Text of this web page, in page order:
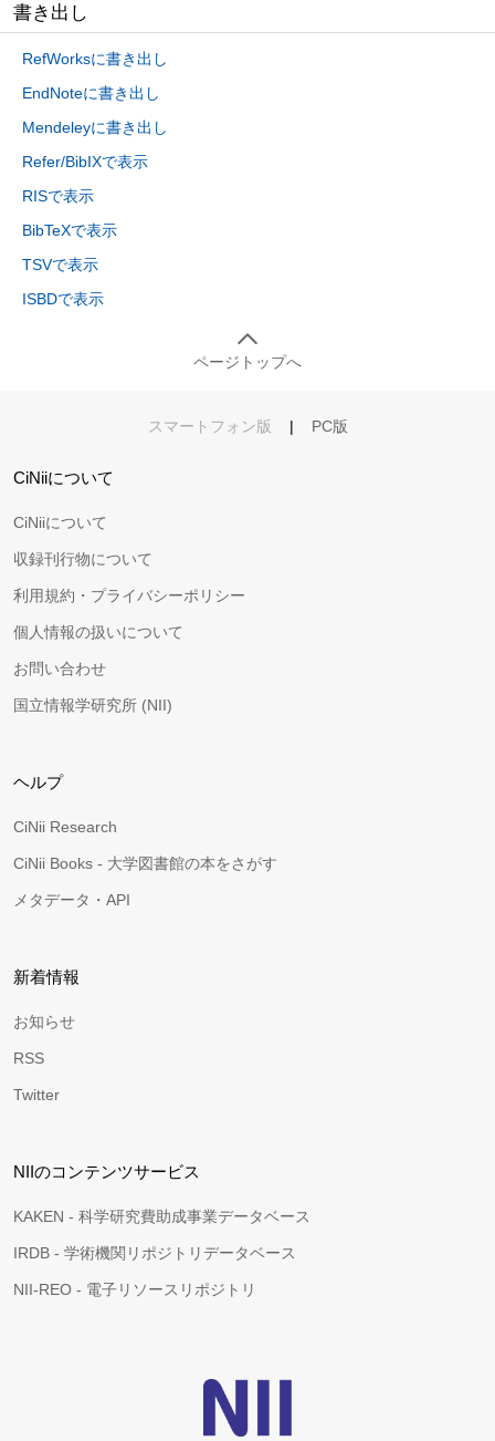
書き出し
RefWorksに書き出し
EndNoteに書き出し
Mendeleyに書き出し
Refer/BibIXで表示
RISで表示
BibTeXで表示
TSVで表示
ISBDで表示
ページトップへ
スマートフォン版 | PC版
CiNiiについて
CiNiiについて
収録刊行物について
利用規約・プライバシーポリシー
個人情報の扱いについて
お問い合わせ
国立情報学研究所 (NII)
ヘルプ
CiNii Research
CiNii Books - 大学図書館の本をさがす
メタデータ・API
新着情報
お知らせ
RSS
Twitter
NIIのコンテンツサービス
KAKEN - 科学研究費助成事業データベース
IRDB - 学術機関リポジトリデータベース
NII-REO - 電子リソースリポジトリ